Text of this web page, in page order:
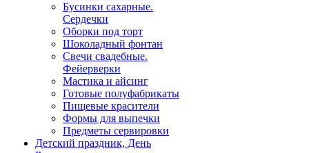
Бусинки сахарные.
Сердечки
Оборки под торт
Шоколадный фонтан
Свечи свадебные.
Фейерверки
Мастика и айсинг
Готовые полуфабрикаты
Пищевые красители
Формы для выпечки
Предметы сервировки
Детский праздник, День